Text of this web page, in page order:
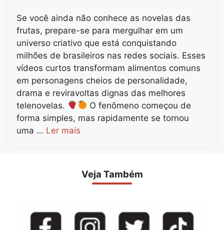
Se você ainda não conhece as novelas das
frutas, prepare-se para mergulhar em um
universo criativo que está conquistando
milhões de brasileiros nas redes sociais. Esses
vídeos curtos transformam alimentos comuns
em personagens cheios de personalidade,
drama e reviravoltas dignas das melhores
telenovelas.
O fenômeno começou de
forma simples, mas rapidamente se tornou
uma … Ler mais
Veja Também